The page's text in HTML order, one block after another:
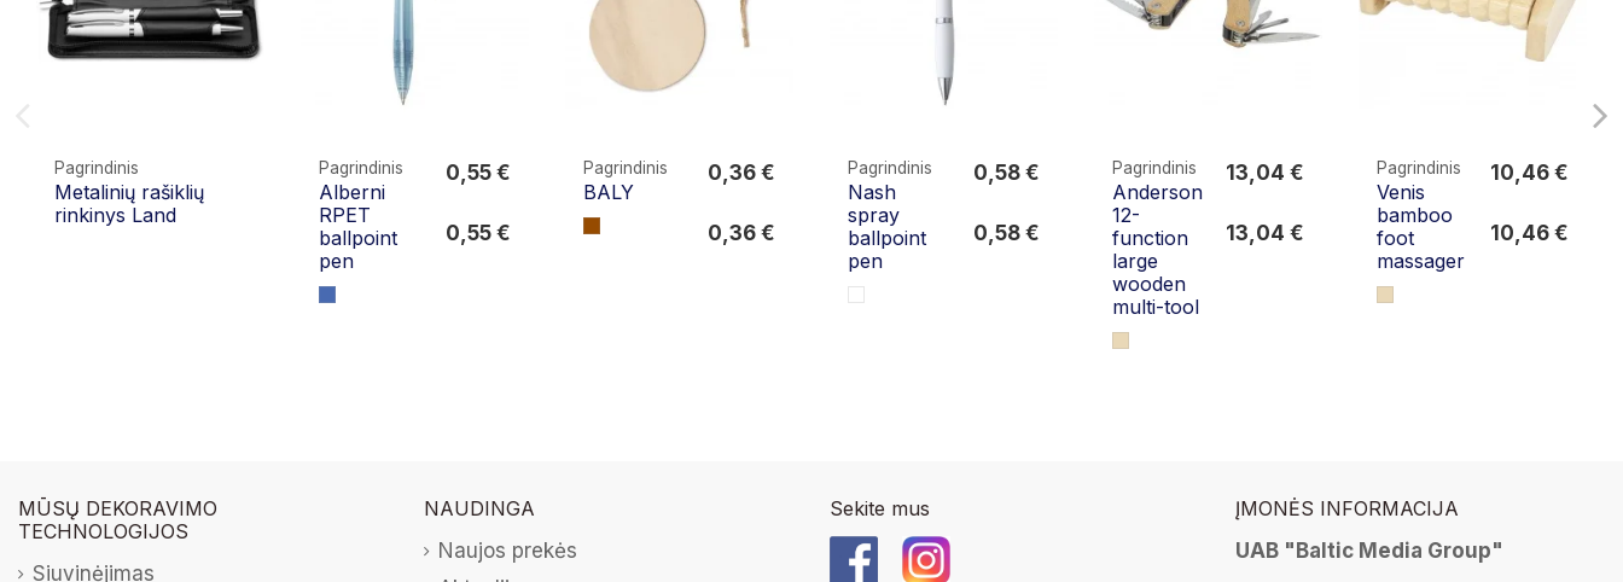
Pagrindinis
Metalinių rašiklių
rinkinys Land
Pagrindinis
Alberni
RPET
ballpoint
pen
0,55 €
0,55 €
Pagrindinis
BALY
0,36 €
0,36 €
Pagrindinis
Nash
spray
ballpoint
pen
0,58 €
0,58 €
Pagrindinis
Anderson
12-
function
large
wooden
multi-tool
13,04 €
13,04 €
Pagrindinis
Venis
bamboo
foot
massager
10,46 €
10,46 €
MŪSŲ DEKORAVIMO
TECHNOLOGIJOS
Siuvinėjimas
NAUDINGA
Naujos prekės
Sekite mus
ĮMONĖS INFORMACIJA
UAB "Baltic Media Group"